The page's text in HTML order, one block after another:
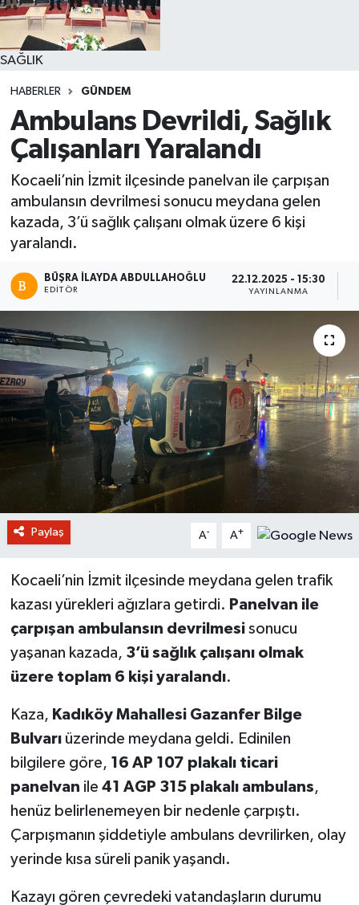
SAĞLIK
HABERLER GÜNDEM
Ambulans Devrildi, Sağlık
Çalışanları Yaralandı
Kocaeli’nin İzmit ilçesinde panelvan ile çarpışan
ambulansın devrilmesi sonucu meydana gelen
kazada, 3’ü sağlık çalışanı olmak üzere 6 kişi
yaralandı.
BÜŞRA İLAYDA ABDULLAHOĞLU
EDITÖR
22.12.2025 - 15:30
YAYINLANMA
Paylaş A- A+
Kocaeli’nin İzmit ilçesinde meydana gelen trafik
kazası yürekleri ağızlara getirdi. Panelvan ile
çarpışan ambulansın devrilmesisonucu
yaşanan kazada, 3’ü sağlık çalışanı olmak
üzere toplam 6 kişi yaralandı.
Kaza, Kadıköy Mahallesi Gazanfer Bilge
Bulvarıüzerinde meydana geldi. Edinilen
bilgilere göre, 16 AP 107 plakalı ticari
panelvan ile 41 AGP 315 plakalı ambulans,
henüz belirlenemeyen bir nedenle çarpıştı.
Çarpışmanın şiddetiyle ambulans devrilirken, olay
yerinde kısa süreli panik yaşandı.
Kazayı gören çevredeki vatandaşların durumu